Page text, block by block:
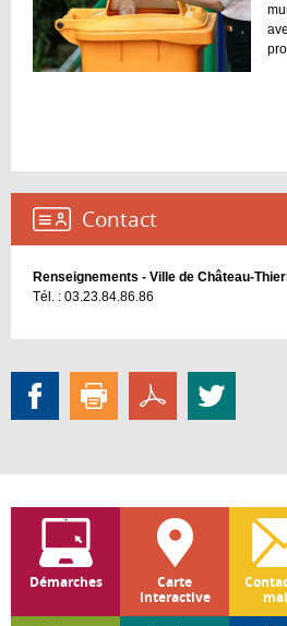
Contact :
Renseignements - Ville de Château-
Tél. : 03.23.84.86.86
Démarches
Carte
interactive